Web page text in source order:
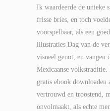
Ik waardeerde de unieke
frisse bries, en toch
voorspelbaar, als een
illustraties Dag van de
visueel genot, en vangen
Mexicaanse volkstraditie.
gratis ebook downloaden
vertrouwd en troostend,
onvolmaakt, als echte